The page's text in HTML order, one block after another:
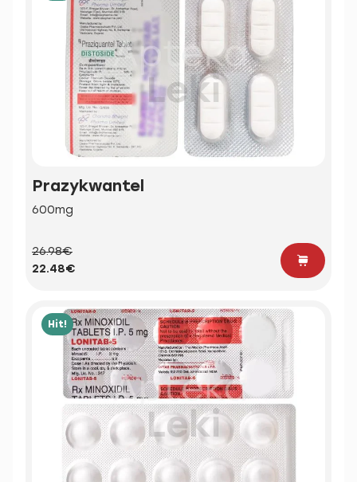
Prazykwantel
600mg
26.98€
22.48€
Hit!